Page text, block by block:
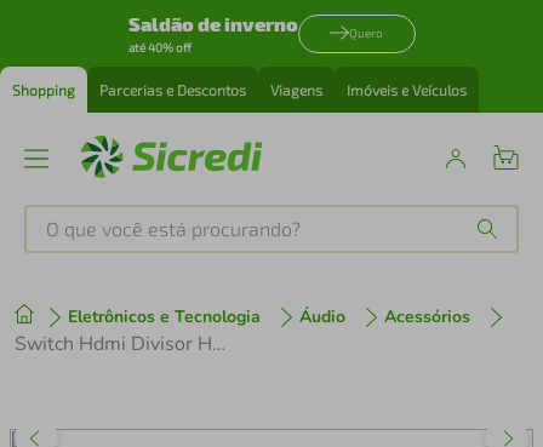
Saldão de inverno
até 40% off
Quero
Shopping Parcerias e Descontos Viagens Imóveis e Veículos
O que você está procurando?
Eletrônicos e Tecnologia Áudio Acessórios
Switch Hdmi Divisor Hub com 3 Portas Hdmi Full HD 1080p
1º tenis